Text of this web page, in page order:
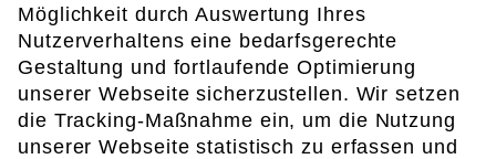
Möglichkeit durch Auswertung Ihres
Nutzerverhaltens eine bedarfsgerechte
Gestaltung und fortlaufende Optimierung
unserer Webseite sicherzustellen. Wir setzen
die Tracking-Maßnahme ein, um die Nutzung
unserer Webseite statistisch zu erfassen und